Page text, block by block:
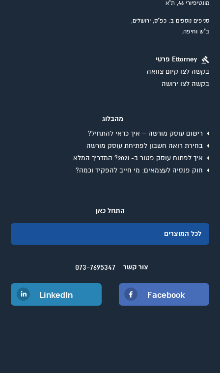
מונטיפיורי 46, ת"א
סניפים נוספים ב: כפ"ס, ירושלים,
ב"ש וחיפה.
Ettorney פרטי
בקשה לצו קיום צוואה
בקשה לצו ירושה
מהבלוג
רישום עוסק מורשה – איך כדאי להתחיל?
בחירת רואה חשבון לפתיחת עוסק מורשה
איך לפתוח עוסק פטור ב- 2021? המדריך המלא
חוק פנסיה לעצמאים: מי חייב להפקיד וכמה?
התחל כאן
לכל המוצרים
צור קשר 073-7695347
Facebook
LinkedIn